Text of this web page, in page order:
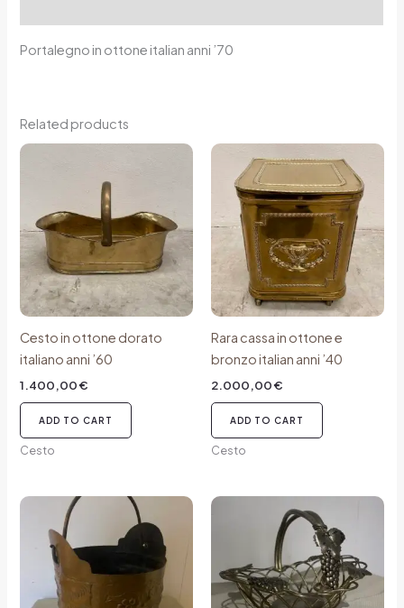
Portalegno in ottone italian anni ’70
Related products
Cesto in ottone dorato
italiano anni ’60
1.400,00€
ADD TO CART
Cesto
Rara cassa in ottone e
bronzo italian anni ’40
2.000,00€
ADD TO CART
Cesto